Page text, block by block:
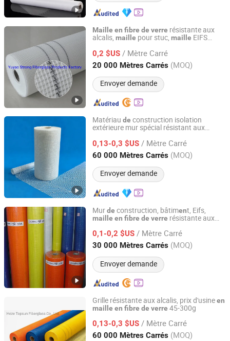
Maille en fibre de verre résistante aux
alcalis, maille pour stuc, maille EIFS
0,2 $US / Mètre Carré
20 000 Mètres Carrés (MOQ)
Envoyer demande
Yuyao Strong Fiberglass Products Factory
Zhejiang, China Depuis 2016
Matériau de construction isolation
extérieure mur spécial résistant aux
de verre
0,13-0,3 $US / Mètre Carré
60 000 Mètres Carrés (MOQ)
Envoyer demande
Heze Topsun Fiberglass Co., Ltd.
Shandong, China Depuis 2022
Murde construction, bâtiment, Eifs,
maille en fibre de verre résistante aux
0,1-0,2 $US / Mètre Carré
30 000 Mètres Carrés (MOQ)
Envoyer demande
Qinhuangdao Tongyu Building Material Co., Ltd.
Hebei, China Depuis 2023
Grille résistante aux alcalis, prix d'usineen
maille en fibre de verre 45-300g
0,13-0,3 $US / Mètre Carré
60 000 Mètres Carrés (MOQ)
Heze Topsun Fiberglass Co., Ltd.
Shandong, China Depuis 2022